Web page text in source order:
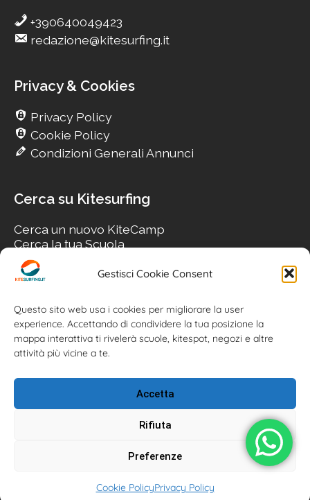
Gestisci Cookie Consent
Questo sito web usa i cookies per migliorare la user
experience. Accettando di condividere la tua posizione la
mappa interattiva ti rivelerà scuole, kitespot, negozi e altre
attività più vicine a te.
Accetta
Rifiuta
Preferenze
Cookie PolicyPrivacy Policy
+390640049423
redazione@kitesurfing.it
Privacy & Cookies
Privacy Policy
Cookie Policy
Condizioni Generali Annunci
Cerca su Kitesurfing
Cerca un nuovo KiteCamp
Cerca la tua Scuola
Cerca il tuo KiteSpot
Cerca Accommodation
Cerca il tuo Usato
Kitesurfing powered by Associazione Kitesurf Italiana